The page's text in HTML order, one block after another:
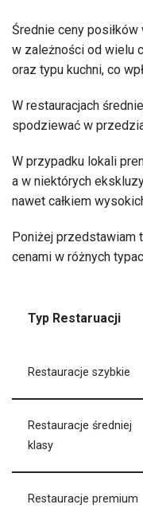
Średnie ceny
w zależności od wielu
oraz typu kuchni, co
W restauracjach
spodziewać w
W przypadku lokali
a w niektórych
nawet całkiem
Poniżej przedstawiam
cenami w różnych
Typ Restaruacji
Restauracje szybkie
Restauracje średniej
klasy
Restauracje premium